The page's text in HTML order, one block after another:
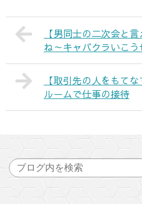
【男同士の二次会と
ね～キャバクラいこう
【取引先の人をもて
ルームで仕事の接待